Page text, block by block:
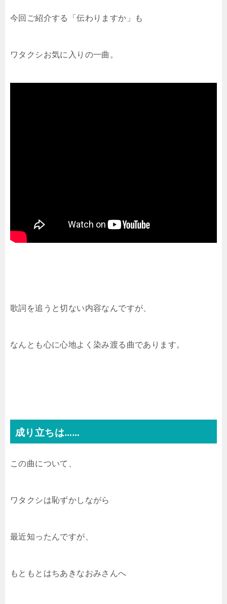
今回ご紹介する「伝わりますか」も
ワタクシお気に入りの一曲。
歌詞を追うと切ない内容なんですが、
なんとも心に心地よく染み渡る曲であります。
成り立ちは……
この曲について、
ワタクシは恥ずかしながら
最近知ったんですが、
もともとはちあきなおみさんへ